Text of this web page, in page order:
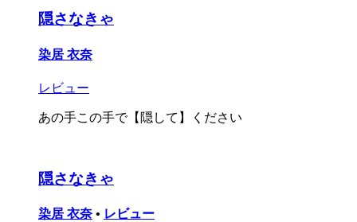
隠さなきゃ
染居 衣奈
レビュー
あの手この手で【隠して】ください
隠さなきゃ
染居 衣奈 • レビュー